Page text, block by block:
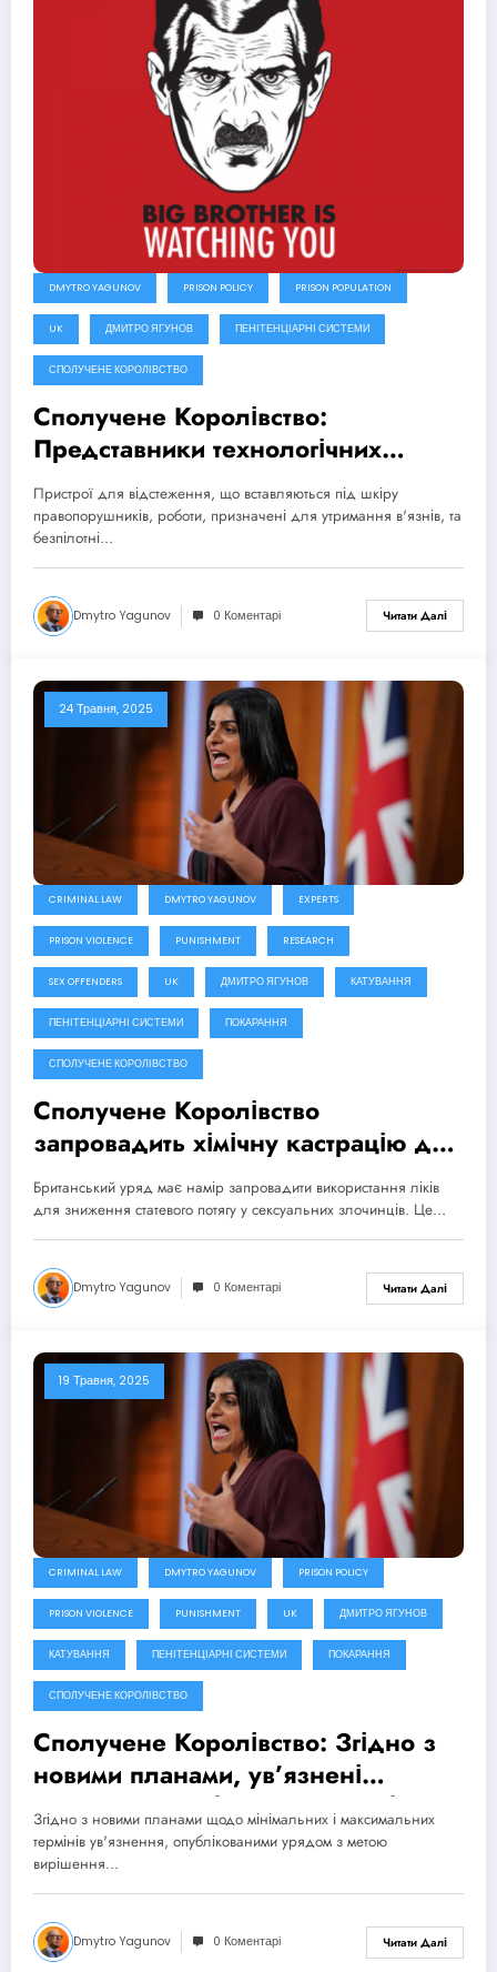
DMYTRO YAGUNOV PRISON POLICY PRISON POPULATION
UK ДМИТРО ЯГУНОВ ПЕНІТЕНЦІАРНІ СИСТЕМИ
СПОЛУЧЕНЕ КОРОЛІВСТВО
Сполучене Королівство:
Представники технологічних
компаній запропонували
Міністерству юстиції встановлювати
трекери під шкіру
правопорушників
Пристрої для відстеження, що вставляються під шкіру
правопорушників, роботи, призначені для утримання в'язнів, та
безпілотні…
Dmytro Yagunov 0 Коментарі Читати Далі
24 Травня, 2025
CRIMINAL LAW DMYTRO YAGUNOV EXPERTS
PRISON VIOLENCE PUNISHMENT RESEARCH
SEX OFFENDERS UK ДМИТРО ЯГУНОВ КАТУВАННЯ
ПЕНІТЕНЦІАРНІ СИСТЕМИ ПОКАРАННЯ
СПОЛУЧЕНЕ КОРОЛІВСТВО
Сполучене Королівство
запровадить хімічну кастрацію для
сексуальних злочинців
Британський уряд має намір запровадити використання ліків
для зниження статевого потягу у сексуальних злочинців. Це…
Dmytro Yagunov 0 Коментарі Читати Далі
19 Травня, 2025
CRIMINAL LAW DMYTRO YAGUNOV PRISON POLICY
PRISON VIOLENCE PUNISHMENT UK ДМИТРО ЯГУНОВ
КАТУВАННЯ ПЕНІТЕНЦІАРНІ СИСТЕМИ ПОКАРАННЯ
СПОЛУЧЕНЕ КОРОЛІВСТВО
Сполучене Королівство: Згідно з
новими планами, ув’язнені
отримають свободу після відбуття
третини терміну покарання
Згідно з новими планами щодо мінімальних і максимальних
термінів ув'язнення, опублікованими урядом з метою
вирішення…
Dmytro Yagunov 0 Коментарі Читати Далі